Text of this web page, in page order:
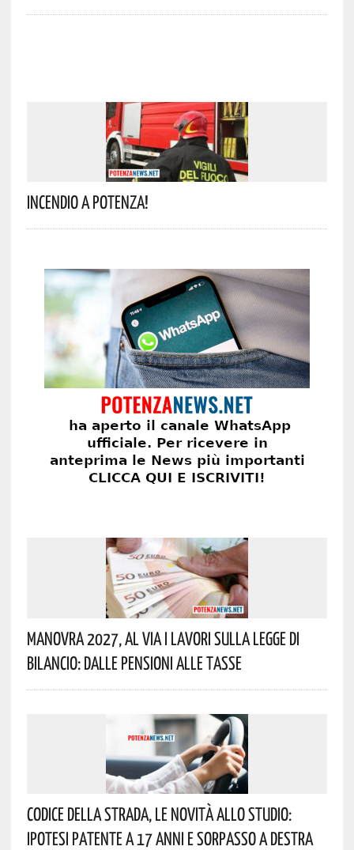
Incendio A Potenza!
Manovra 2027, Al Via I Lavori Sulla Legge Di
Bilancio: Dalle Pensioni Alle Tasse
Codice Della Strada, Le Novità Allo Studio:
Ipotesi Patente A 17 Anni E Sorpasso A Destra